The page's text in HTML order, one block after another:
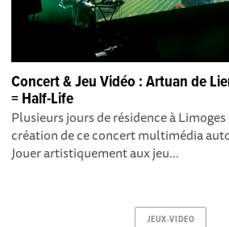
Concert & Jeu Vidéo : Artuan de
= Half-Life
Plusieurs jours de résidence à
création de ce concert multimédia
Jouer artistiquement aux jeu...
JEUX-VIDEO